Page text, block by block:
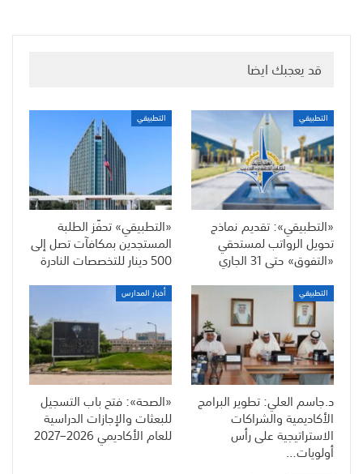
قد يعجبك ايضا
التطبيقي
«التطبيقي»: تقديم نماذج
تحويل الرواتب لمستحقي
«التفوق» حتى 31 الجاري
التطبيقي
«التطبيقي» تحفّز الطلبة
المستجدين بمكافآت تصل إلى
500 دينار للتخصصات النادرة
التطبيقي
د.جاسم العلي: تطوير البرامج
الأكاديمية والشراكات
الاستراتيجية على رأس
أولويات…
أخبار المدارس
«الصحة»: فتح باب التسجيل
للبعثات والإجازات الدراسية
للعام الأكاديمي 2026–2027